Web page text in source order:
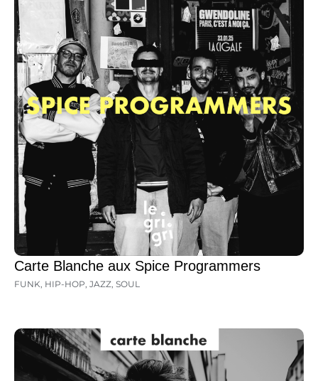
Carte Blanche aux Spice Programmers
FUNK, HIP-HOP, JAZZ, SOUL